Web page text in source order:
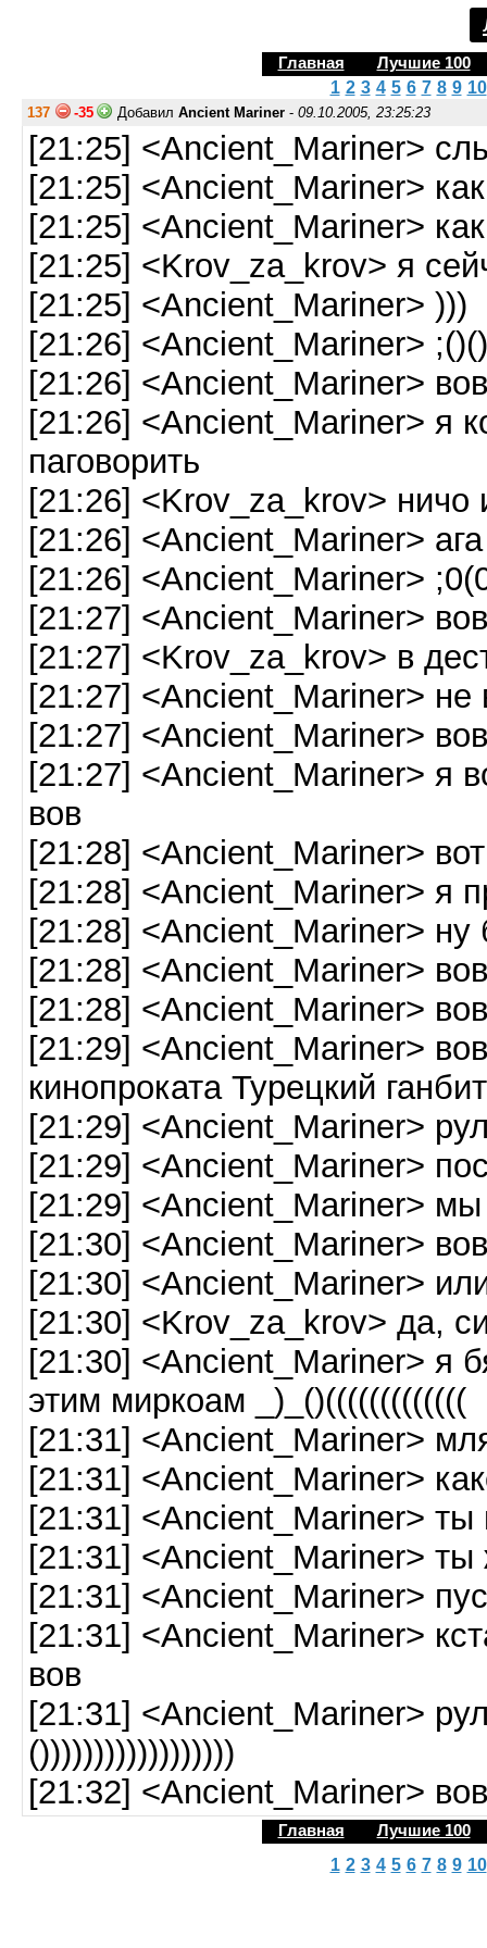
Главная Лучшие 100
1 2 3 4 5 6 7 8 9 10
137 -35 Добавил Ancient Mariner - 09.10.2005, 23:25:23
[21:25] <Ancient_Mariner>
[21:25] <Ancient_Mariner>
[21:25] <Ancient_Mariner>
[21:25] <Krov_za_krov> я
[21:25] <Ancient_Mariner> )))
[21:26] <Ancient_Mariner>
[21:26] <Ancient_Mariner>
[21:26] <Ancient_Mariner> я
паговорить
[21:26] <Krov_za_krov> ничо
[21:26] <Ancient_Mariner>
[21:26] <Ancient_Mariner>
[21:27] <Ancient_Mariner>
[21:27] <Krov_za_krov> в
[21:27] <Ancient_Mariner> не
[21:27] <Ancient_Mariner>
[21:27] <Ancient_Mariner> я
вов
[21:28] <Ancient_Mariner>
[21:28] <Ancient_Mariner> я
[21:28] <Ancient_Mariner> ну
[21:28] <Ancient_Mariner> вов
[21:28] <Ancient_Mariner>
[21:29] <Ancient_Mariner>
кинопроката Турецкий ганбит
[21:29] <Ancient_Mariner>
[21:29] <Ancient_Mariner>
[21:29] <Ancient_Mariner>
[21:30] <Ancient_Mariner>
[21:30] <Ancient_Mariner>
[21:30] <Krov_za_krov> да,
[21:30] <Ancient_Mariner> я
этим миркоам _)_()(((((((((((((
[21:31] <Ancient_Mariner>
[21:31] <Ancient_Mariner>
[21:31] <Ancient_Mariner>
[21:31] <Ancient_Mariner>
[21:31] <Ancient_Mariner>
[21:31] <Ancient_Mariner>
вов
[21:31] <Ancient_Mariner>
())))))))))))))))))
[21:32] <Ancient_Mariner>
Главная Лучшие 100
1 2 3 4 5 6 7 8 9 10